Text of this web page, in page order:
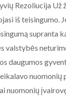
Rezoliucija Už
iš teisingumo.
supranta
valstybės
daugumos
nuomonių